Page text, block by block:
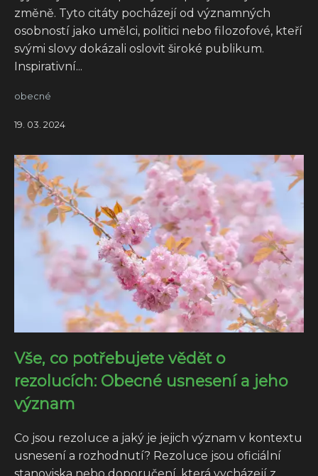
změně. Tyto citáty pocházejí od významných
osobností jako umělci, politici nebo filozofové, kteří
svými slovy dokázali oslovit široké publikum.
Inspirativní...
obecné
19. 03. 2024
Vše, co potřebujete vědět o
rezolucích: Obecné usnesení a jeho
význam
Co jsou rezoluce a jaký je jejich význam v kontextu
usnesení a rozhodnutí? Rezoluce jsou oficiální